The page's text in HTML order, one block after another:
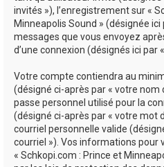
invités »), l’enregistrement sur «
Minneapolis Sound » (désignée
messages que vous envoyez
d’une connexion (désignés ici par
Votre compte contiendra au
(désigné ci-après par « votre nom
passe personnel utilisé pour la
(désigné ci-après par « votre mot
courriel personnelle valide
courriel »). Vos informations pour
« Schkopi.com : Prince et